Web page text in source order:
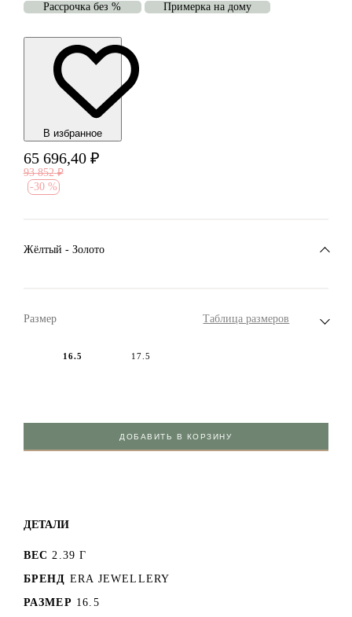
Рассрочка без % Примерка на дому
В избранноe
65 696,40 ₽
93 852 ₽
-30 %
Жёлтый - Золото
Размер Таблица размеров
16.5 17.5
ДОБАВИТЬ В КОРЗИНУ
ДЕТАЛИ
ВЕС 2.39 Г
БРЕНД ERA JEWELLERY
РАЗМЕР 16.5